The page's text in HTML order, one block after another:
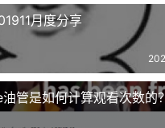
月度分享
管是如何计算观看次数的